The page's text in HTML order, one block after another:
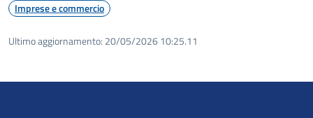
Imprese e commercio
Ultimo aggiornamento: 20/05/2026 10:25.11